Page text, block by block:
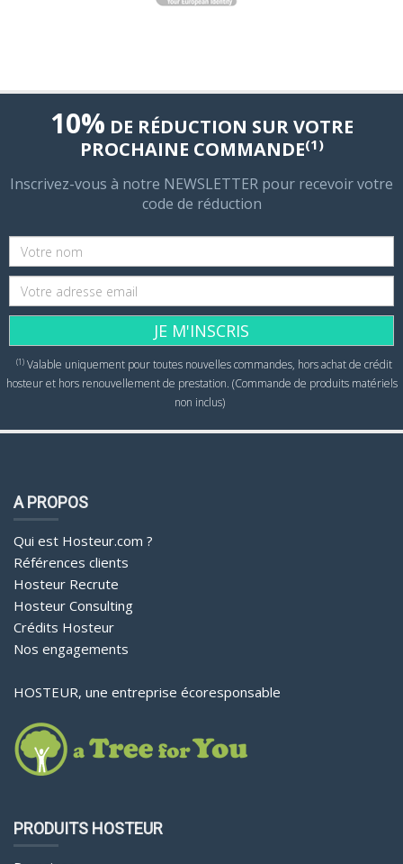
10% DE RÉDUCTION SUR VOTRE
PROCHAINE COMMANDE(1)
Inscrivez-vous à notre NEWSLETTER pour recevoir votre
code de réduction
JE M'INSCRIS
(1)Valable uniquement pour toutes nouvelles commandes, hors achat de crédit
hosteur et hors renouvellement de prestation. (Commande de produits matériels
non inclus)
A PROPOS
Qui est Hosteur.com ?
Références clients
Hosteur Recrute
Hosteur Consulting
Crédits Hosteur
Nos engagements
HOSTEUR, une entreprise écoresponsable
PRODUITS HOSTEUR